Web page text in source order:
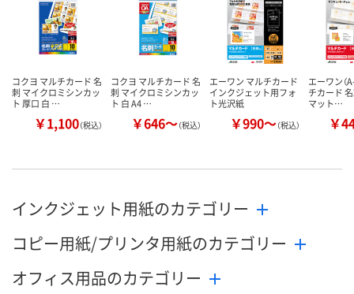
コクヨ マルチカード 名
刺 マイクロミシンカッ
ト 厚口 白 …
￥1,100（税込）
コクヨ マルチカード 名
刺 マイクロミシンカッ
ト 白 A4 …
￥646～（税込）
エーワン マルチカード
インクジェット用フォ
ト光沢紙
￥990～（税込）
エーワン（
チカード
マット…
￥
インクジェット用紙のカテゴリー
コピー用紙/プリンタ用紙のカテゴリー
オフィス用品のカテゴリー